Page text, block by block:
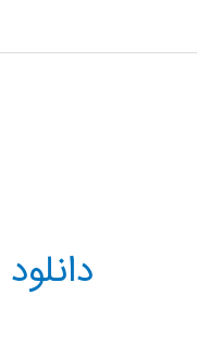
دانلود